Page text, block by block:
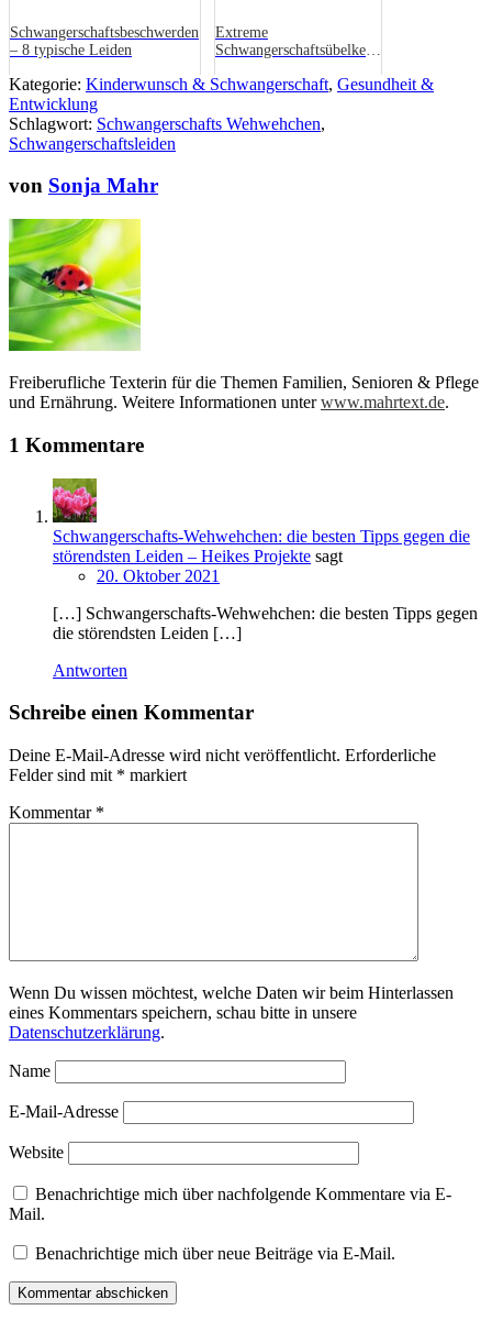
Schwangerschaftsbeschwerden
– 8 typische Leiden
Extreme
Schwangerschaftsübelkeit
Kategorie: Kinderwunsch & Schwangerschaft, Gesundheit &
Entwicklung
Schlagwort: Schwangerschafts Wehwehchen,
Schwangerschaftsleiden
von Sonja Mahr
Freiberufliche Texterin für die Themen Familien, Senioren & Pflege
und Ernährung. Weitere Informationen unterwww.mahrtext.de.
1 Kommentare
Schwangerschafts-Wehwehchen: die besten Tipps gegen die
störendsten Leiden – Heikes Projekte sagt
20. Oktober 2021
[…] Schwangerschafts-Wehwehchen: die besten Tipps gegen
die störendsten Leiden […]
Antworten
Schreibe einen Kommentar
Deine E-Mail-Adresse wird nicht veröffentlicht. Erforderliche
Felder sind mit * markiert
Kommentar *
Wenn Du wissen möchtest, welche Daten wir beim Hinterlassen
eines Kommentars speichern, schau bitte in unsere
Datenschutzerklärung.
Name
E-Mail-Adresse
Website
Benachrichtige mich über nachfolgende Kommentare via E-
Mail.
Benachrichtige mich über neue Beiträge via E-Mail.